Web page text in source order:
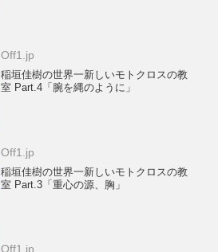
Off1.jp
稲垣佳樹の世界一新しいモトクロスの教
室 Part.4「腕を縄のように」
Off1.jp
稲垣佳樹の世界一新しいモトクロスの教
室 Part.3「重心の源、胸」
Off1.jp